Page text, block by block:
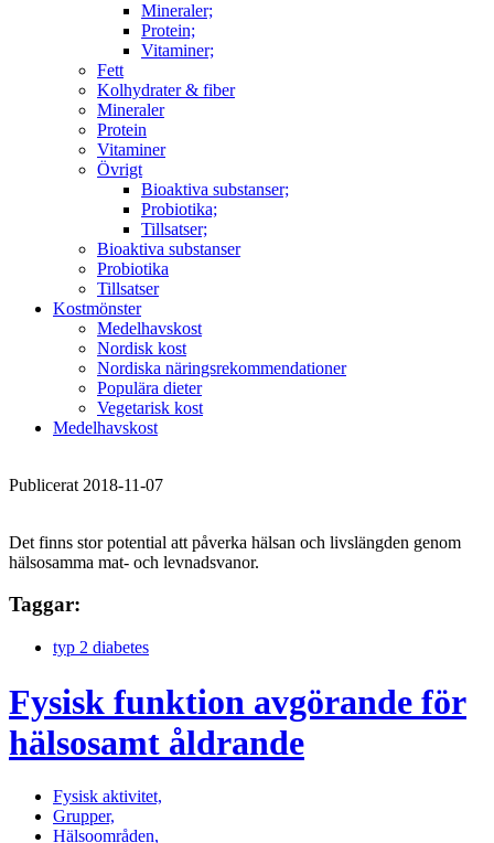
Mineraler;
Protein;
Vitaminer;
Fett
Kolhydrater & fiber
Mineraler
Protein
Vitaminer
Övrigt
Bioaktiva substanser;
Probiotika;
Tillsatser;
Bioaktiva substanser
Probiotika
Tillsatser
Kostmönster
Medelhavskost
Nordisk kost
Nordiska näringsrekommendationer
Populära dieter
Vegetarisk kost
Medelhavskost
Publicerat 2018-11-07
Det finns stor potential att påverka hälsan och livslängden genom
hälsosamma mat- och levnadsvanor.
Taggar:
typ 2 diabetes
Fysisk funktion avgörande för
hälsosamt åldrande
Fysisk aktivitet,
Grupper,
Hälsoområden,